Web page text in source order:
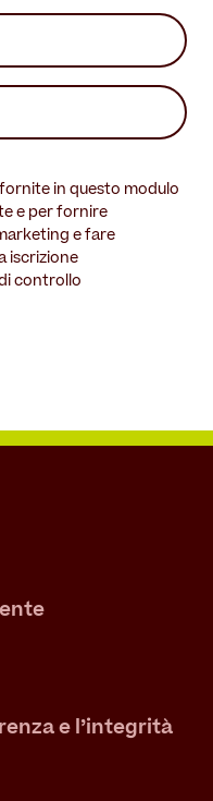
in questo modulo
e per fornire
e fare
iscrizione
controllo
e l’integrità